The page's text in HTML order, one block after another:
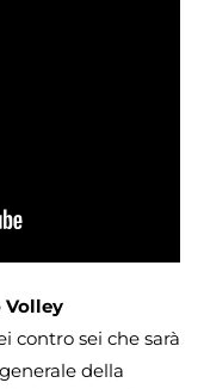
Volley
contro sei che sarà
della